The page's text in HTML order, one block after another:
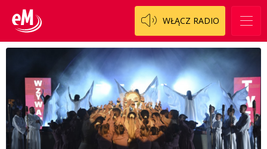
WŁĄCZ RADIO